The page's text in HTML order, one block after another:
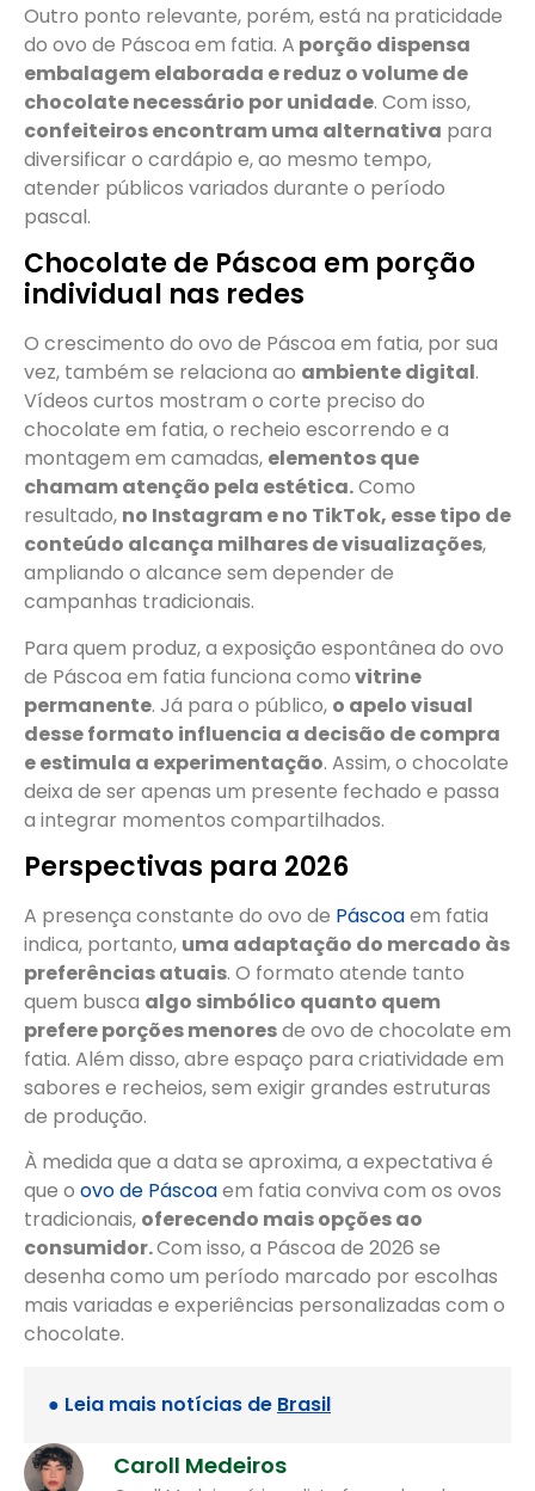
Outro ponto relevante, porém, está na praticidade
do ovo de Páscoa em fatia. A porção dispensa
embalagem elaborada e reduz o volume de
chocolate necessário por unidade. Com isso,
confeiteiros encontram uma alternativa para
diversificar o cardápio e, ao mesmo tempo,
atender públicos variados durante o período
pascal.
Chocolate de Páscoa em porção
individual nas redes
O crescimento do ovo de Páscoa em fatia, por sua
vez, também se relaciona ao ambiente digital.
Vídeos curtos mostram o corte preciso do
chocolate em fatia, o recheio escorrendo e a
montagem em camadas, elementos que
chamam atenção pela estética.Como
resultado, no Instagram e no TikTok, esse tipo de
conteúdo alcança milhares de visualizações,
ampliando o alcance sem depender de
campanhas tradicionais.
Para quem produz, a exposição espontânea do ovo
de Páscoa em fatia funciona comovitrine
permanente. Já para o público, o apelo visual
desse formato influencia a decisão de compra
e estimula a experimentação. Assim, o chocolate
deixa de ser apenas um presente fechado e passa
a integrar momentos compartilhados.
Perspectivas para 2026
A presença constante do ovo de Páscoaem fatia
indica, portanto, uma adaptação do mercado às
preferências atuais. O formato atende tanto
quem busca algo simbólico quanto quem
prefere porções menoresde ovo de chocolate em
fatia. Além disso, abre espaço para criatividade em
sabores e recheios, sem exigir grandes estruturas
de produção.
À medida que a data se aproxima, a expectativa é
que o ovo de Páscoaem fatia conviva com os ovos
tradicionais, oferecendo mais opções ao
consumidor.Com isso, a Páscoa de 2026 se
desenha como um período marcado por escolhas
mais variadas e experiências personalizadas com o
chocolate.
● Leia mais notícias de Brasil
Caroll Medeiros